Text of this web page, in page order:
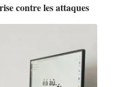
contre les attaques